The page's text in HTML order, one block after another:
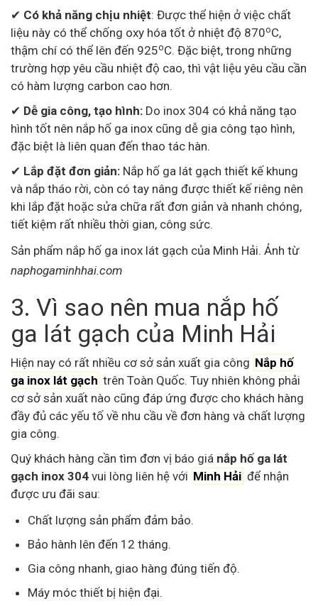
✔ Có khả năng chịu nhiệt: Được thể hiện ở việc chất
liệu này có thể chống oxy hóa tốt ở nhiệt độ 870oC,
thậm chí có thể lên đến 925oC. Đặc biệt, trong những
trường hợp yêu cầu nhiệt độ cao, thì vật liệu yêu cầu cần
có hàm lượng carbon cao hơn.
✔ Dễ gia công, tạo hình: Do inox 304 có khả năng tạo
hình tốt nên nắp hố ga inox cũng dễ gia công tạo hình,
đặc biệt là liên quan đến thao tác hàn.
✔ Lắp đặt đơn giản: Nắp hố ga lát gạch thiết kế khung
và nắp tháo rời, còn có tay nâng được thiết kế riêng nên
khi lắp đặt hoặc sửa chữa rất đơn giản và nhanh chóng,
tiết kiệm rất nhiều thời gian, công sức.
Sản phẩm nắp hố ga inox lát gạch của Minh Hải. Ảnh từ
naphogaminhhai.com
3. Vì sao nên mua nắp hố
ga lát gạch của Minh Hải
Hiện nay có rất nhiều cơ sở sản xuất gia công Nắp hố
ga inox lát gạch trên Toàn Quốc. Tuy nhiên không phải
cơ sở sản xuất nào cũng đáp ứng được cho khách hàng
đầy đủ các yếu tố về nhu cầu về đơn hàng và chất lượng
gia công.
Quý khách hàng cần tìm đơn vị báo giá nắp hố ga lát
gạch inox 304 vui lòng liên hệ với Minh Hải để nhận
được ưu đãi sau:
Chất lượng sản phẩm đảm bảo.
Bảo hành lên đến 12 tháng.
Gia công nhanh, giao hàng đúng tiến độ.
Máy móc thiết bị hiện đại.